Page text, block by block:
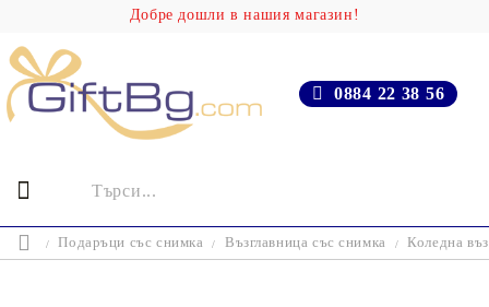
Добре дошли в нашия магазин!
0884 22 38 56
Подаръци със снимка Възглавница със снимка Коледна